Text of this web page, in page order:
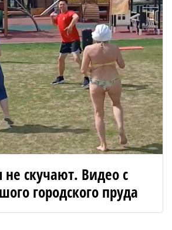
скучают. Видео с
городского пруда